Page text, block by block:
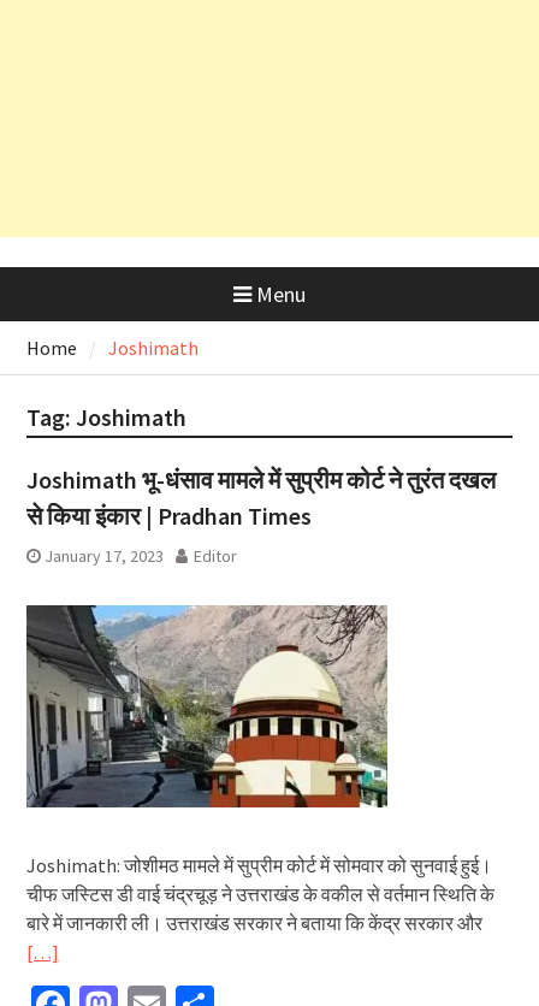
Menu
Home Joshimath
Tag: Joshimath
Joshimath भू-धंसाव मामले में सुप्रीम कोर्ट ने तुरंत दखल
से किया इंकार | Pradhan Times
January 17, 2023 Editor
Joshimath: जोशीमठ मामले में सुप्रीम कोर्ट में सोमवार को सुनवाई हुई।
चीफ जस्टिस डी वाई चंद्रचूड़ ने उत्तराखंड के वकील से वर्तमान स्थिति के
बारे में जानकारी ली। उत्तराखंड सरकार ने बताया कि केंद्र सरकार और
[…]